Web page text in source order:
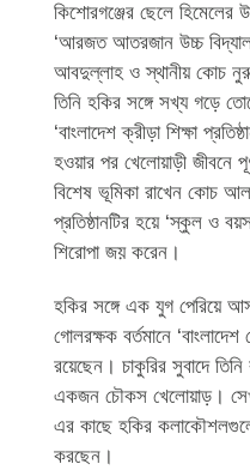
কিশোরগঞ্জের ছেলে হিমেলের
‘আরজত আতরজান উচ্চ
আবদুল্লাহ ও স্থানীয় কোচ
তিনি হকির সঙ্গে সখ্য গড়ে
‘বাংলাদেশ ক্রীড়া শিক্ষা
হওয়ার পর খেলোয়াড়ী জীবনে
বিশেষ ভূমিকা রাখেন কোচ
প্রতিষ্ঠানটির হয়ে ‘স্কুল ও
শিরোপা জয় করেন।
হকির সঙ্গে এক যুগ পেরিয়ে
গোলরক্ষক বর্তমানে ‘বাংলাদেশ
রয়েছেন। চাকুরির সুবাদে তিনি
একজন চৌকস খেলোয়াড়।
এর কাছে হকির
করছেন।